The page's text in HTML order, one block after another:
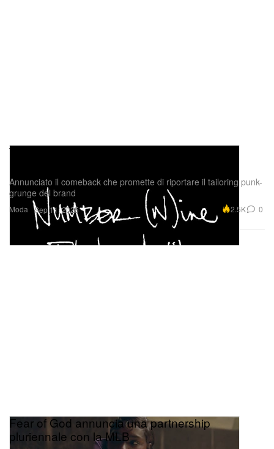
Moda
Takahiro Miyashita torna a guidare
Annunciato il comeback che promette di riportare il tailoring punk-
grunge del brand
Sep 11, 2025 2.5K 0
Fear of God annuncia una partnership
pluriennale con la MLB